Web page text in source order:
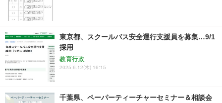
東京都、スクールバス安全運行支援員を募集…9/1
採用
教育行政
2025.6.12(木) 16:15
千葉県、ペーパーティーチャーセミナー＆相談会